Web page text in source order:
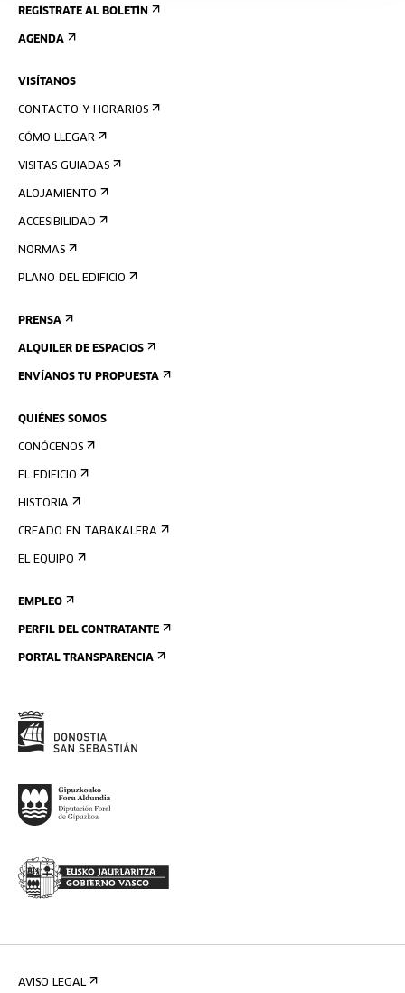
REGÍSTRATE AL BOLETÍN
AGENDA
VISÍTANOS
CONTACTO Y HORARIOS
CÓMO LLEGAR
VISITAS GUIADAS
ALOJAMIENTO
ACCESIBILIDAD
NORMAS
PLANO DEL EDIFICIO
PRENSA
ALQUILER DE ESPACIOS
ENVÍANOS TU PROPUESTA
QUIÉNES SOMOS
CONÓCENOS
EL EDIFICIO
HISTORIA
CREADO EN TABAKALERA
EL EQUIPO
EMPLEO
PERFIL DEL CONTRATANTE
PORTAL TRANSPARENCIA
AVISO LEGAL